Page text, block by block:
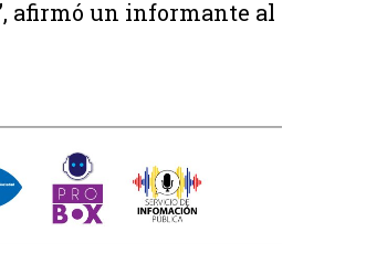
afirmó un informante al